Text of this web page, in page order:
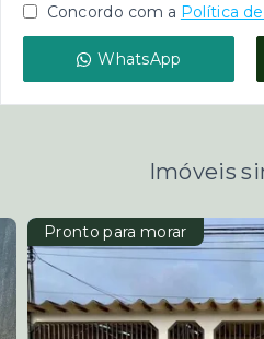
Concordo com a Política
WhatsApp
Imóveis
Pronto para morar